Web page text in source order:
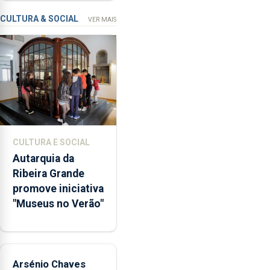
Verão”,
que
garante
a
abertura
dos
museus
e
núcleos
integrados
na
Rede
Municipal
de
aos
durante
missão na Roménia
CULTURA & SOCIAL VER MAIS
CULTURA E SOCIAL
Autarquia da
Ribeira Grande
promove iniciativa
"Museus no Verão"
Arsénio Chaves